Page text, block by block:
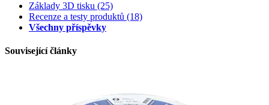
Základy 3D tisku (25)
Recenze a testy produktů (18)
Všechny příspěvky
Související články